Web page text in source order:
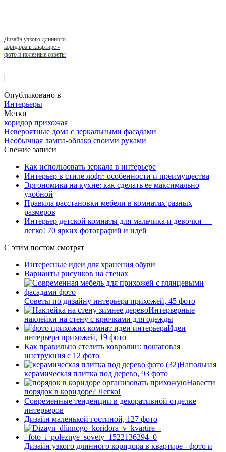
Дизайн узкого длинного
коридора в квартире -
фото и полезные советы
Опубликовано в
Интерьеры
Метки
коридор прихожая
Невероятные дома с зеркальными фасадами
Необычная лампа-облако своими руками
Свежие записи
Как использовать зеркала в интерьере
Интерьер в стиле лофт: особенности и преимущества
Эргономика на кухне: как сделать ее максимально
удобной
Правила расстановки мебели в комнатах разных
размеров
Интерьер детской комнаты для мальчика и девочки —
легко! 70 ярких фотографий и идей
С этим постом смотрят
Интересные идеи для хранения обуви
Варианты рисунков на стенах
Советы по дизайну интерьера прихожей, 45 фото
Интерьерные
наклейки на стену с крючками для одежды
Идеи
интерьера прихожей, 19 фото
Как правильно стелить ковролин: пошаговая
инструкция с 12 фото
Напольная
керамическая плитка под дерево, 93 фото
Навести
порядок в коридоре? Легко!
Современные тенденции в декоративной отделке
интерьеров
Дизайн маленькой гостиной, 127 фото
Дизайн узкого длинного коридора в квартире - фото и